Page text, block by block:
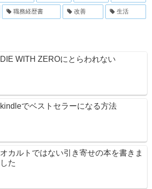
職務経歴書 改善 生活
DIE WITH ZEROにとらわれない
kindleでベストセラーになる方法
オカルトではない引き寄せの本を書きま
した